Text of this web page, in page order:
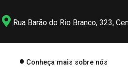
Rua Barão do Rio Branco, 323,
Conheça mais sobre nós